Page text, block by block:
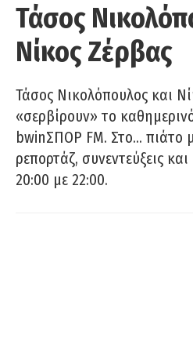
Τάσος
Νίκος Ζέρβας
Τάσος Νικολόπουλος και
«σερβίρουν» το
bwinΣΠΟΡ FM. Στο… πιάτο
ρεπορτάζ, συνεντεύξεις
20:00 με 22:00.